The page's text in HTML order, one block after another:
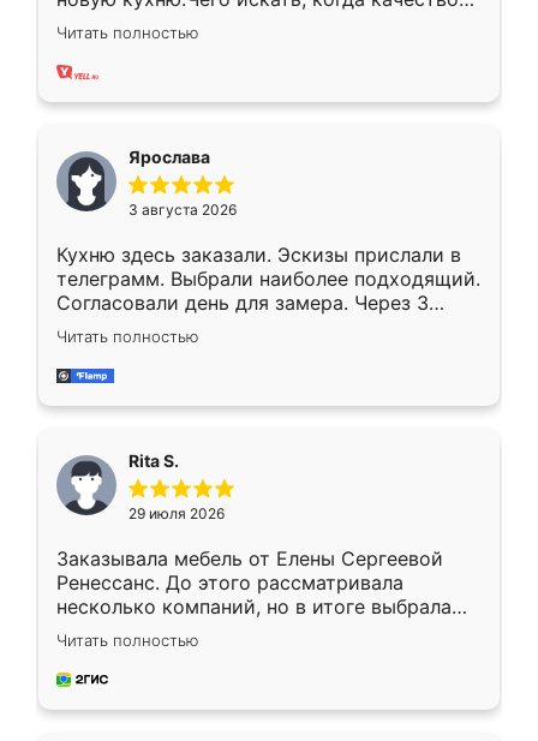
вполне довольна. Служит кухня уже почти
два года, нареканий нет.
Читать полностью
Ярослава
3 августа 2026
Кухню здесь заказали. Эскизы прислали в
телеграмм. Выбрали наиболее подходящий.
Согласовали день для замера. Через 3
недели кухня была уже готова. Остались
довольны работой. Спасибо Ренессанс
мебель за качественную работу!
Читать полностью
Rita S.
29 июля 2026
Заказывала мебель от Елены Сергеевой
Ренессанс. До этого рассматривала
несколько компаний, но в итоге выбрала
эту. Сначала обговорили условия, потом
приехал замерщик, всё спокойно объяснил
и снял размеры. Изготовили в срок, с
Читать полностью